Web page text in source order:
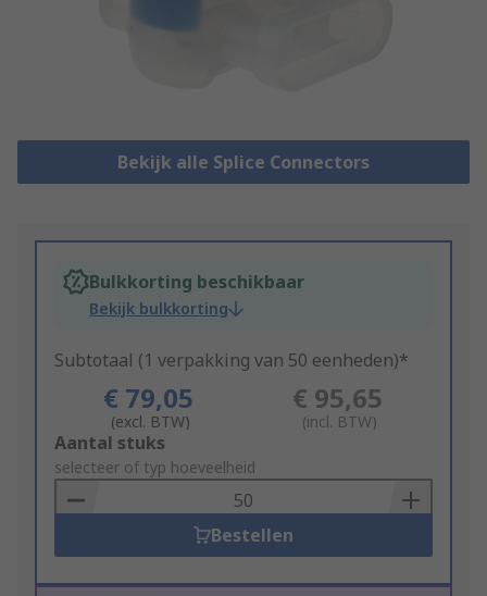
Bekijk alle Splice Connectors
Bulkkorting beschikbaar
Bekijk bulkkorting
Subtotaal (1 verpakking van 50 eenheden)*
€ 79,05
(excl. BTW)
€ 95,65
(incl. BTW)
Add
to
Basket
Aantal stuks
selecteer of typ hoeveelheid
Bestellen